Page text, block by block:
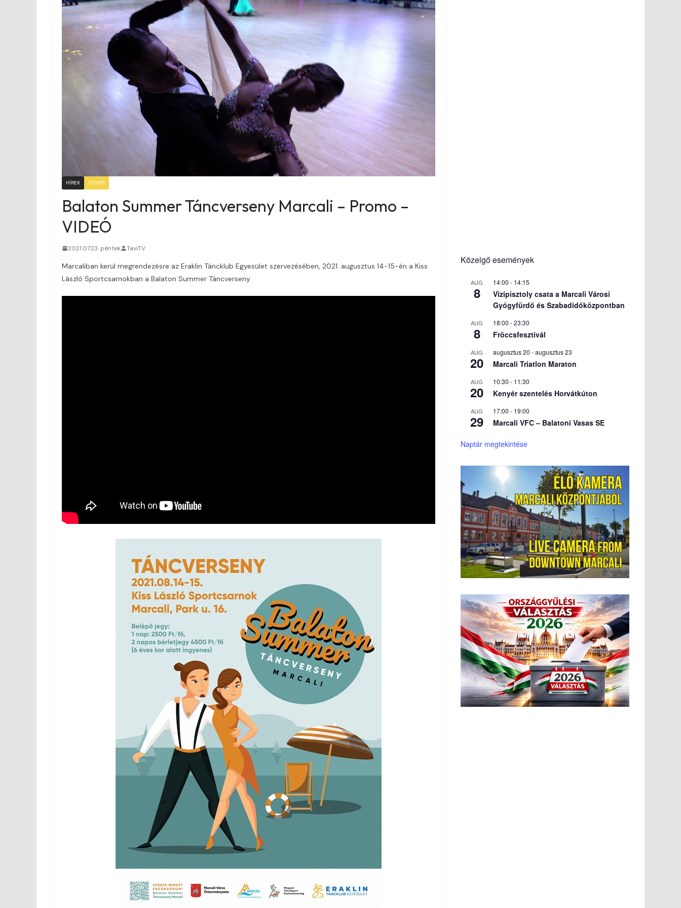
HÍREK SZINES
Balaton Summer Táncverseny Marcali – Promo –
VIDEÓ
2021.07.23. péntek TaviTV
Marcaliban kerül megrendezésre az Eraklin Táncklub Egyesület szervezésében, 2021. augusztus 14-15-én a Kiss
László Sportcsarnokban a Balaton Summer Táncverseny.
Közelgő események
AUG
8
14:00 - 14:15
Vizipisztoly csata a Marcali Városi
Gyógyfürdő és Szabadidőközpontban
AUG
8
18:00 -23:30
Fröccsfesztivál
AUG
20
augusztus 20 -augusztus 23
Marcali Triatlon Maraton
AUG
20
10:30 - 11:30
Kenyér szentelés Horvátkúton
AUG
29
17:00 - 19:00
Marcali VFC – Balatoni Vasas SE
Naptár megtekintése